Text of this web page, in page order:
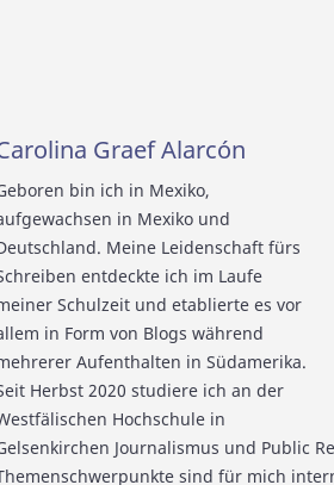
Graef Alarcón
bin ich in Mexiko,
in Mexiko und
Meine Leidenschaft fürs
entdeckte ich im Laufe
Schulzeit und etablierte es vor
in Form von Blogs während
Aufenthalten in Südamerika.
Herbst 2020 studiere ich an der
Hochschule in
Journalismus und Public
sind für mich